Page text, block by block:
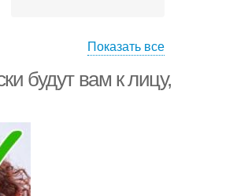
Прическа на короткие
волосы
Показать все
будут вам к лицу,